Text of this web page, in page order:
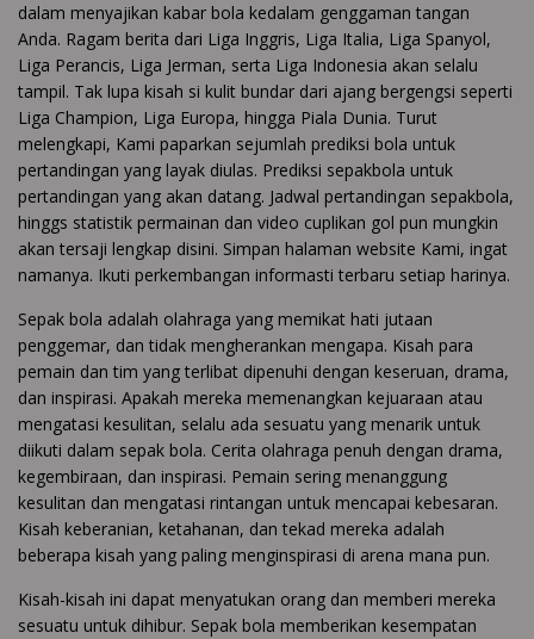
dalam menyajikan kabar bola kedalam genggaman tangan
Anda. Ragam berita dari Liga Inggris, Liga Italia, Liga Spanyol,
Liga Perancis, Liga Jerman, serta Liga Indonesia akan selalu
tampil. Tak lupa kisah si kulit bundar dari ajang bergengsi seperti
Liga Champion, Liga Europa, hingga Piala Dunia. Turut
melengkapi, Kami paparkan sejumlah prediksi bola untuk
pertandingan yang layak diulas. Prediksi sepakbola untuk
pertandingan yang akan datang. Jadwal pertandingan sepakbola,
hinggs statistik permainan dan video cuplikan gol pun mungkin
akan tersaji lengkap disini. Simpan halaman website Kami, ingat
namanya. Ikuti perkembangan informasti terbaru setiap harinya.
Sepak bola adalah olahraga yang memikat hati jutaan
penggemar, dan tidak mengherankan mengapa. Kisah para
pemain dan tim yang terlibat dipenuhi dengan keseruan, drama,
dan inspirasi. Apakah mereka memenangkan kejuaraan atau
mengatasi kesulitan, selalu ada sesuatu yang menarik untuk
diikuti dalam sepak bola. Cerita olahraga penuh dengan drama,
kegembiraan, dan inspirasi. Pemain sering menanggung
kesulitan dan mengatasi rintangan untuk mencapai kebesaran.
Kisah keberanian, ketahanan, dan tekad mereka adalah
beberapa kisah yang paling menginspirasi di arena mana pun.
Kisah-kisah ini dapat menyatukan orang dan memberi mereka
sesuatu untuk dihibur. Sepak bola memberikan kesempatan